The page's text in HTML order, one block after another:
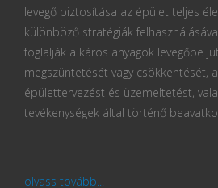
levegő biztosítása az épület teljes
különböző stratégiák
foglalják a káros anyagok levegőbe
megszüntetését vagy csökkentését,
épülettervezést és üzemeltetést,
tevékenységek által történő
olvass tovább...